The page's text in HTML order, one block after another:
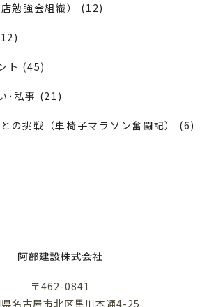
勉強会組織） (12)
ト (45)
･私事 (21)
の挑戦（車椅子マラソン奮闘記） (6)
〒462-0841
名古屋市北区黒川本通4-25